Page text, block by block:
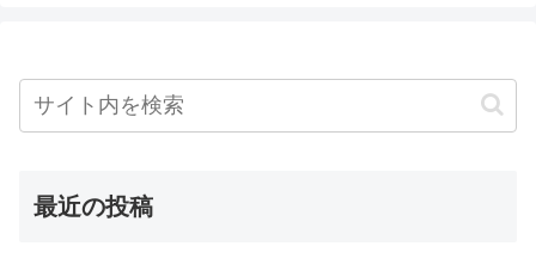
最近の投稿